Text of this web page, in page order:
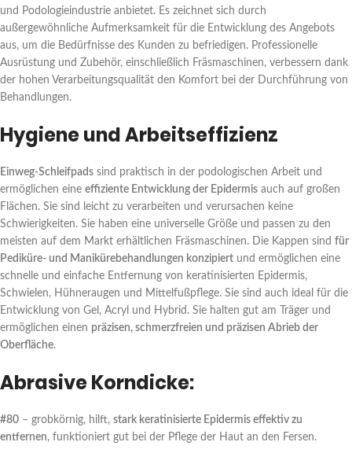
und Podologieindustrie anbietet. Es zeichnet sich durch
außergewöhnliche Aufmerksamkeit für die Entwicklung des Angebots
aus, um die Bedürfnisse des Kunden zu befriedigen. Professionelle
Ausrüstung und Zubehör, einschließlich Fräsmaschinen, verbessern dank
der hohen Verarbeitungsqualität den Komfort bei der Durchführung von
Behandlungen.
Hygiene und Arbeitseffizienz
Einweg-Schleifpads sind praktisch in der podologischen Arbeit und
ermöglichen eine effiziente Entwicklung der Epidermis auch auf großen
Flächen. Sie sind leicht zu verarbeiten und verursachen keine
Schwierigkeiten. Sie haben eine universelle Größe und passen zu den
meisten auf dem Markt erhältlichen Fräsmaschinen. Die Kappen sind für
Pediküre- und Manikürebehandlungen konzipiert und ermöglichen eine
schnelle und einfache Entfernung von keratinisierten Epidermis,
Schwielen, Hühneraugen und Mittelfußpflege. Sie sind auch ideal für die
Entwicklung von Gel, Acryl und Hybrid. Sie halten gut am Träger und
ermöglichen einen präzisen, schmerzfreien und präzisen Abrieb der
Oberfläche.
Abrasive Korndicke:
#80 – grobkörnig, hilft, stark keratinisierte Epidermis effektiv zu
entfernen, funktioniert gut bei der Pflege der Haut an den Fersen.